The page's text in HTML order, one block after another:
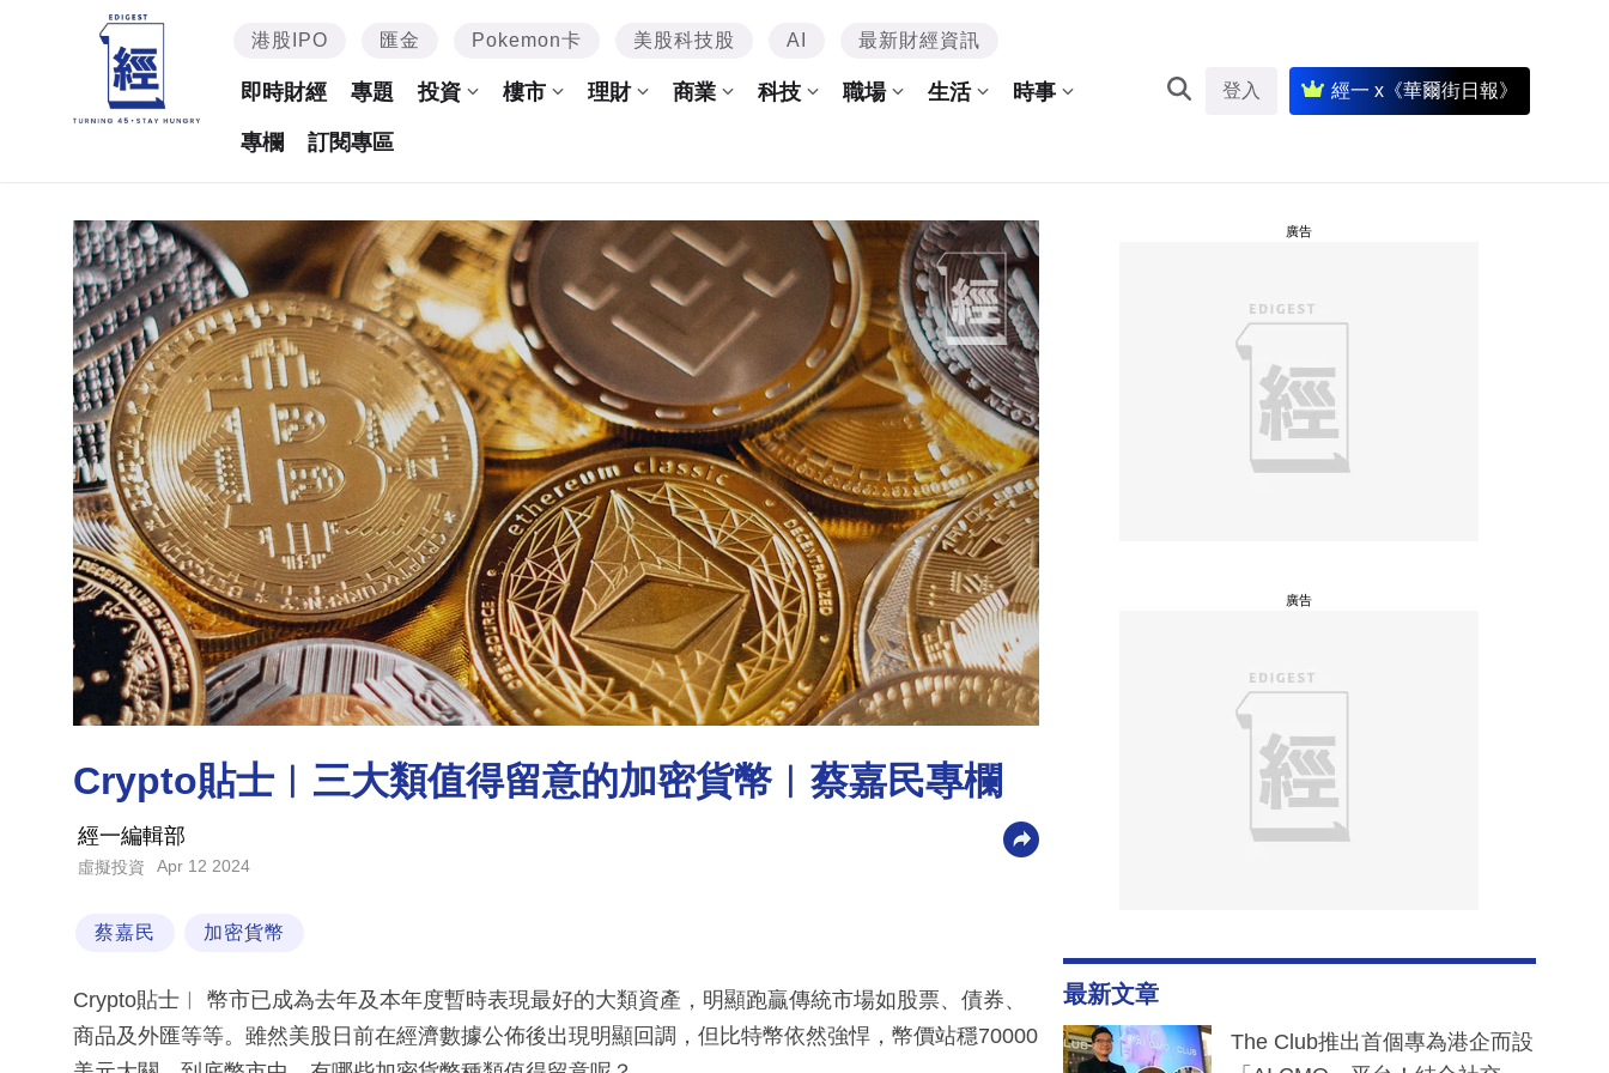
港股IPO 匯金 Pokemon卡 美股科技股 AI 最新財經資訊
即時財經 專題 投資 樓市 理財 商業 科技 職場 生活 時事
專欄 訂閱專區
登入 經一 x《華爾街日報》
Crypto貼士︳三大類值得留意的加密貨幣︳蔡嘉民專欄
經一編輯部
虛擬投資 Apr 12 2024
蔡嘉民 加密貨幣
Crypto貼士︳ 幣市已成為去年及本年度暫時表現最好的大類資產，明顯跑贏傳統市場如股票、債券、
商品及外匯等等。雖然美股日前在經濟數據公佈後出現明顯回調，但比特幣依然強悍，幣價站穩70000
廣告
廣告
最新文章
The Club推出首個專為港企而設